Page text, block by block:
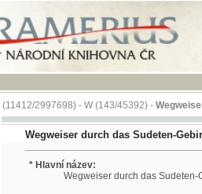
2997698) -W (143/45392)-Wegweiser durch
Wegweiser durch das Sudeten-Gebirge
* Hlavní název:
Wegweiser durch das Sudeten-Gebirge
* Autor: